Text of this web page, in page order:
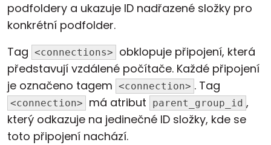
podfoldery a ukazuje ID nadřazené složky pro
konkrétní podfolder.
Tag <connections>
obklopuje připojení, která
představují vzdálené počítače. Každé připojení
je označeno tagem <connection> . Tag
<connection> má atribut parent_group_id ,
který odkazuje na jedinečné ID složky, kde se
toto připojení nachází.